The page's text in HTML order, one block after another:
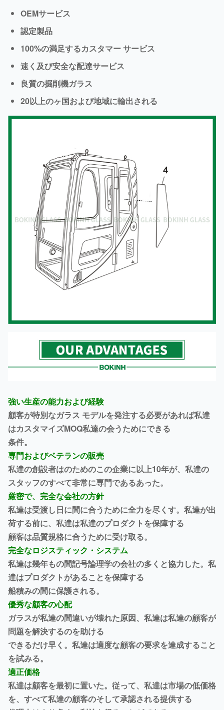
OEMサービス
認定製品
100%の満足するカスタマー サービス
速く及び安全な配達サービス
良質の掘削機ガラス
20以上のヶ国および地域に輸出される
強い生産の能力および経験
顧客が特別なガラス モデルを発注する必要があれば私達
はカスタマイズMOQ私達の会うためにできる
条件。
専門およびベテランの販売
私達の創設者はのためのこの企業に以上10年が、私達の
スタッフのすべて非常に専門であるあった。
厳密で、完全な会社の方針
私達は受渡し日に間に合うために全力を尽くす。私達が出
荷する前に、私達は私達のプロダクトを保障する
顧客は品質規格に合うために受け取る。
完全なロジスティック・システム
私達は幾年もの間記号論理学の会社の多くと協力した。私
達はプロダクトがあることを保障する
船積みの間に保護される。
優秀な顧客の心配
ガラスが私達の間違いが壊れた原因、私達は私達の顧客が
問題を解決するのを助ける
できるだけ早く。私達は適度な顧客の要求を達成すること
を試みる。
適正価格
私達は顧客を最初に置いた。従って、私達は市場の低価格
を、すべて私達の顧客のそして承認される提供する